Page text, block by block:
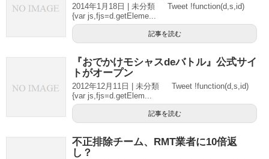
2014年1月18日 | 未分類 Tweet !function(d,s,id)
{var js,fjs=d.getEleme...
記事を読む
『おでかけモシャスdeバトル』公式サイ
トがオープン
2012年12月11日 | 未分類 Tweet !function(d,s,id)
{var js,fjs=d.getElem...
記事を読む
不正排除チーム、RMT業者に10倍返
し？